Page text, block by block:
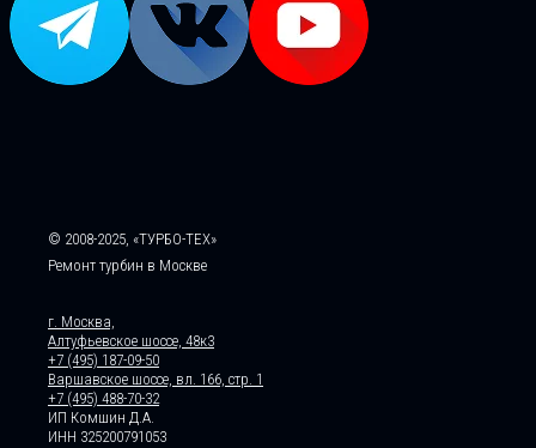
© 2008-2025, «ТУРБО-ТЕХ»
Ремонт турбин в Москве
г. Москва,
Алтуфьевское шоссе, 48к3
+7 (495) 187-09-50
Варшавское шоссе, вл. 166, стр. 1
+7 (495) 488-70-32
ИП Комшин Д.А.
ИНН 325200791053